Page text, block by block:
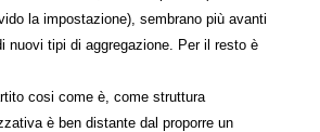
la impostazione), sembrano più avanti
nuovi tipi di aggregazione. Per il resto è
cosi come è, come struttura
è ben distante dal proporre un